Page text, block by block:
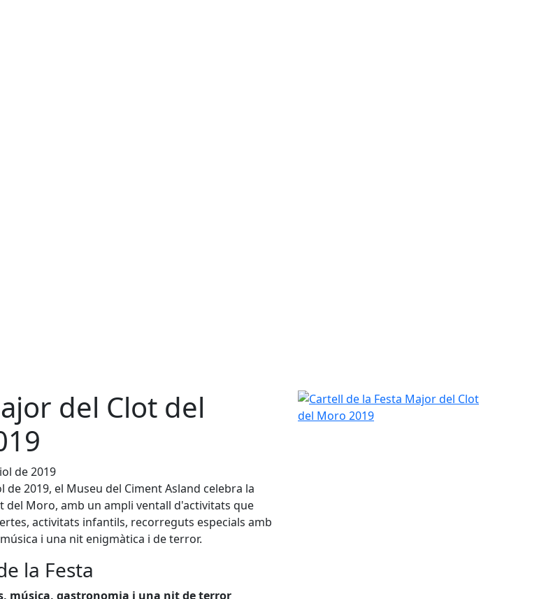
del Clot del
de 2019
de 2019, el Museu del Ciment Asland celebra la
del Moro, amb un ampli ventall d'activitats que
activitats infantils, recorreguts especials amb
i una nit enigmàtica i de terror.
la Festa
música, gastronomia i una nit de terror
Cartell de la Festa Major del Clot del Moro 2019